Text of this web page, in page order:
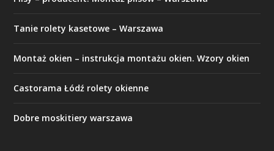
Tanie rolety kasetowe – Warszawa
Montaż okien – instrukcja montażu okien. Wzory okien
Castorama Łódź rolety okienne
Dobre moskitiery warszawa